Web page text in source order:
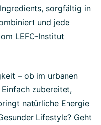
sorgfältig in
und jede
LEFO-Institut
– ob im urbanen
zubereitet,
natürliche Energie
Lifestyle? Geht